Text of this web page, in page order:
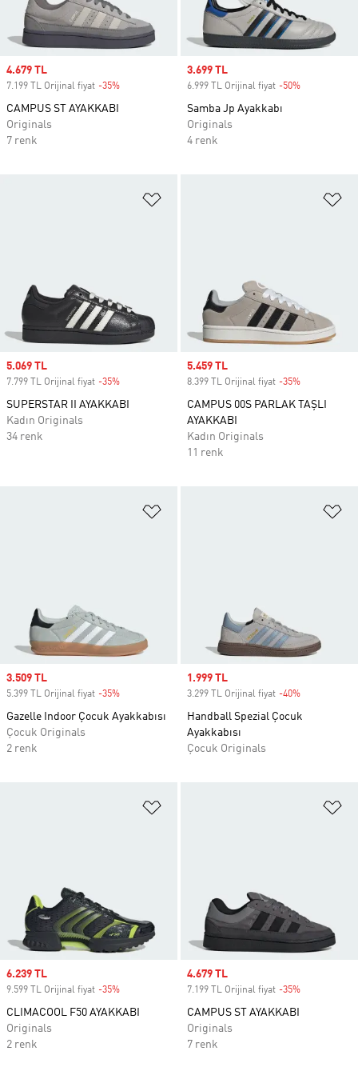
Sale price
4.679 TL
7.199 TL Orijinal fiyat -35%
CAMPUS ST AYAKKABI
Originals
7 renk
Sale price
3.699 TL
6.999 TL Orijinal fiyat -50%
Samba Jp Ayakkabı
Originals
4 renk
Sale price
5.069 TL
7.799 TL Orijinal fiyat -35%
SUPERSTAR II AYAKKABI
Kadın Originals
34 renk
Sale price
5.459 TL
8.399 TL Orijinal fiyat -35%
CAMPUS 00S PARLAK TAŞLI
AYAKKABI
Kadın Originals
11 renk
Sale price
3.509 TL
5.399 TL Orijinal fiyat -35%
Gazelle Indoor Çocuk Ayakkabısı
Çocuk Originals
2 renk
Sale price
1.999 TL
3.299 TL Orijinal fiyat -40%
Handball Spezial Çocuk
Ayakkabısı
Çocuk Originals
Sale price
6.239 TL
9.599 TL Orijinal fiyat -35%
CLIMACOOL F50 AYAKKABI
Originals
2 renk
Sale price
4.679 TL
7.199 TL Orijinal fiyat -35%
CAMPUS ST AYAKKABI
Originals
7 renk